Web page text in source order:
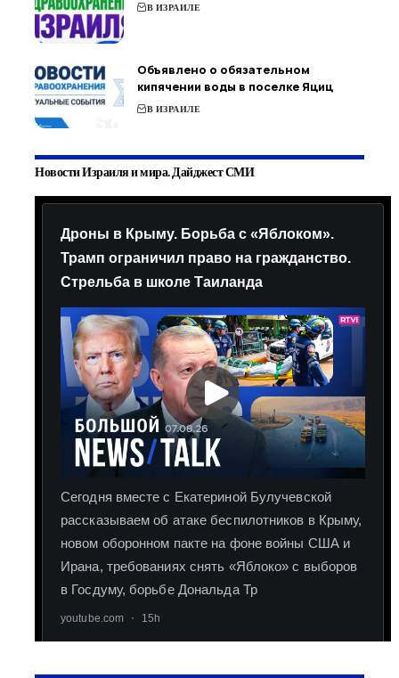
В ИЗРАИЛЕ
Объявлено о обязательном
кипячении воды в поселке Яциц
В ИЗРАИЛЕ
Новости Израиля и мира. Дайджест СМИ